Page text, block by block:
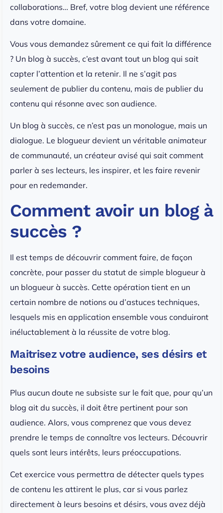
collaborations… Bref, votre blog devient une référence
dans votre domaine.
Vous vous demandez sûrement ce qui fait la différence
? Un blog à succès, c’est avant tout un blog qui sait
capter l’attention et la retenir. Il ne s’agit pas
seulement de publier du contenu, mais de publier du
contenu qui résonne avec son audience.
Un blog à succès, ce n’est pas un monologue, mais un
dialogue. Le blogueur devient un véritable animateur
de communauté, un créateur avisé qui sait comment
parler à ses lecteurs, les inspirer, et les faire revenir
pour en redemander.
Comment avoir un blog à
succès ?
Il est temps de découvrir comment faire, de façon
concrète, pour passer du statut de simple blogueur à
un blogueur à succès. Cette opération tient en un
certain nombre de notions ou d’astuces techniques,
lesquels mis en application ensemble vous conduiront
inéluctablement à la réussite de votre blog.
Maitrisez votre audience, ses désirs et
besoins
Plus aucun doute ne subsiste sur le fait que, pour qu’un
blog ait du succès, il doit être pertinent pour son
audience. Alors, vous comprenez que vous devez
prendre le temps de connaître vos lecteurs. Découvrir
quels sont leurs intérêts, leurs préoccupations.
Cet exercice vous permettra de détecter quels types
de contenu les attirent le plus, car si vous parlez
directement à leurs besoins et désirs, vous avez déjà